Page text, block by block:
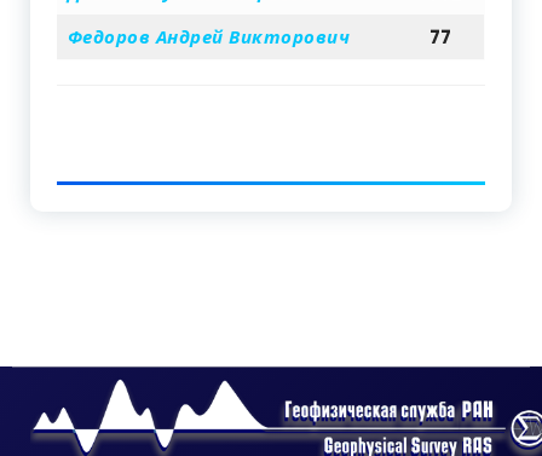
Федоров Андрей Викторович
77